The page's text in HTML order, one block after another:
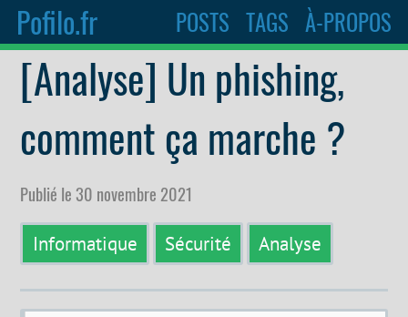
Pofilo.fr POSTS TAGS À-PROPOS
[Analyse] Un phishing,
comment ça marche ?
Publié le 30 novembre 2021
Informatique Sécurité Analyse